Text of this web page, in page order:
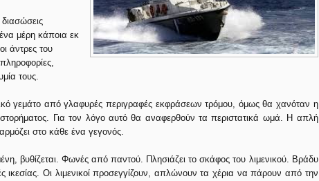
μέρη κάποια εκ
άντρες του
τους.
γεμάτο από γλαφυρές περιγραφές εκφράσεων τρόμου, όμως θα χανόταν η
Για τον λόγο αυτό θα αναφερθούν τα περιστατικά ωμά. Η απλή
στο κάθε ένα γεγονός.
βυθίζεται. Φωνές από παντού. Πλησιάζει το σκάφος του λιμενικού. Βράδυ
Οι λιμενικοί προσεγγίζουν, απλώνουν τα χέρια να πάρουν από την